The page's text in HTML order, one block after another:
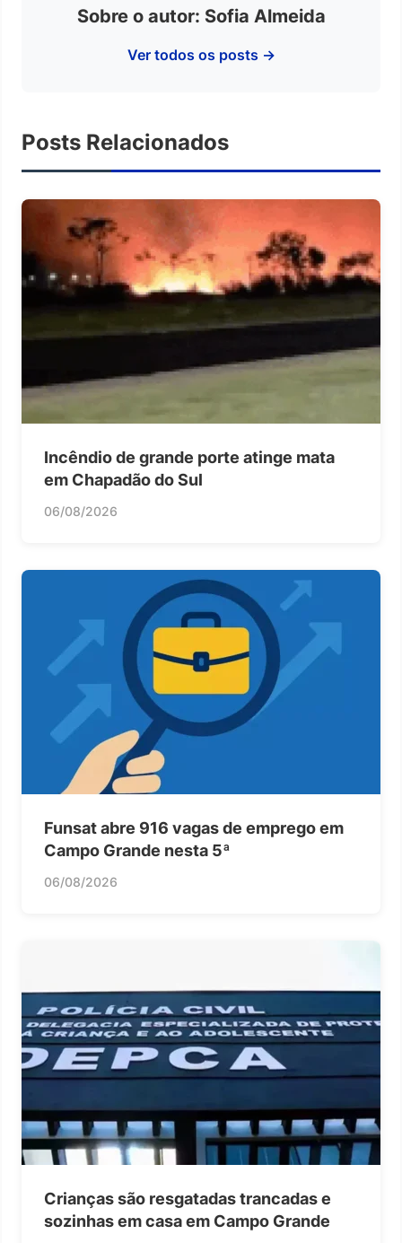
Sobre o autor: Sofia Almeida
Ver todos os posts →
Posts Relacionados
Incêndio de grande porte atinge mata
em Chapadão do Sul
06/08/2026
Funsat abre 916 vagas de emprego em
Campo Grande nesta 5ª
06/08/2026
Crianças são resgatadas trancadas e
sozinhas em casa em Campo Grande